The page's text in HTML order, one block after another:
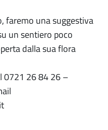
faremo una suggestiva
un sentiero poco
dalla sua flora
0721 26 84 26 –